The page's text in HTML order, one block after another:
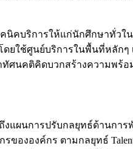
นิคบริการให้แก่นักศึกษาทั่ว
ยใช้ศูนย์บริการในพื้นที่หลักๆ
ทัศนคติคิดบวกสร้างความพร้
งแผนการปรับกลยุทธ์ด้านการ
ขององค์กร ตามกลยุทธ์